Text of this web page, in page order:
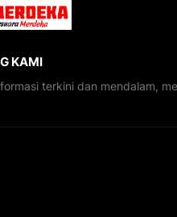
KAMI
terkini dan mendalam,